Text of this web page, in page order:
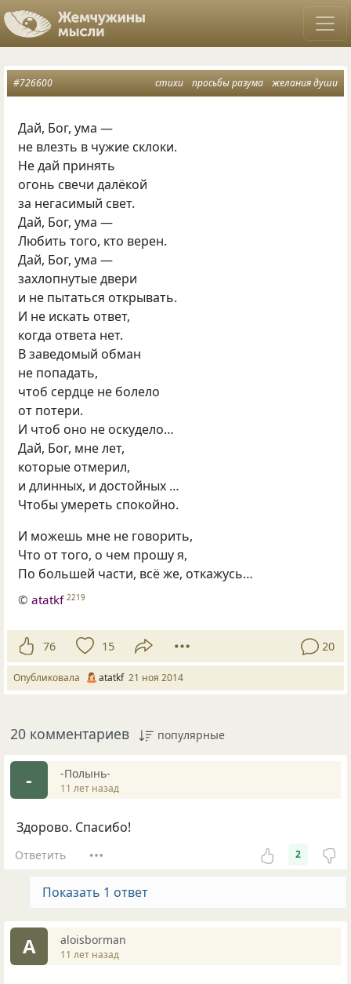
стихи просьбы разума желания души
#726600
Дай, Бог, ума —
не влезть в чужие склоки.
Не дай принять
огонь свечи далёкой
за негасимый свет.
Дай, Бог, ума —
Любить того, кто верен.
Дай, Бог, ума —
захлопнутые двери
и не пытаться открывать.
И не искать ответ,
когда ответа нет.
В заведомый обман
не попадать,
чтоб сердце не болело
от потери.
И чтоб оно не оскудело…
Дай, Бог, мне лет,
которые отмерил,
и длинных, и достойных …
Чтобы умереть спокойно.
И можешь мне не говорить,
Что от того, о чем прошу я,
По большей части, всё же, откажусь…
©atatkf 2219
76 15 20
Опубликовала atatkf 21 ноя 2014
20 комментариев популярные
- -Полынь-
11 лет назад
Здорово. Спасибо!
Ответить 2
Показать 1 ответ
A aloisborman
11 лет назад